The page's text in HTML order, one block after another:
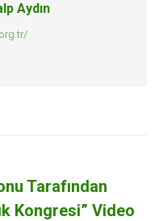
Aydın
Tarafından
Kongresi” Video